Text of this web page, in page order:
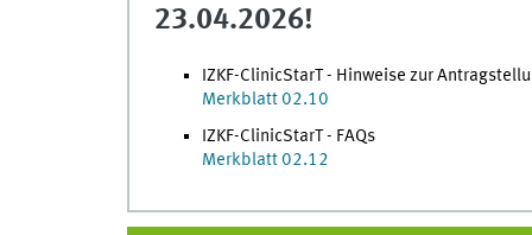
23.04.2026!
IZKF-ClinicStarT - Hinweise zur
Merkblatt 02.10
IZKF-ClinicStarT - FAQs
Merkblatt 02.12